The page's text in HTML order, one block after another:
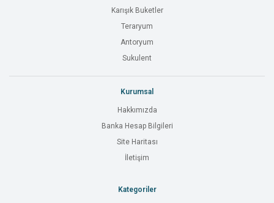
Karışık Buketler
Teraryum
Antoryum
Sukulent
Kurumsal
Hakkımızda
Banka Hesap Bilgileri
Site Haritası
İletişim
Kategoriler